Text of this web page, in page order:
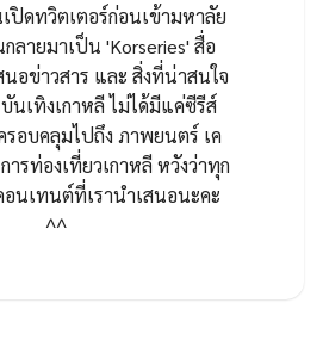
ปิดทวิตเตอร์ก่อนเข้ามหาลัย
ลายมาเป็น 'Korseries' สื่อ
อข่าวสาร และ สิ่งที่น่าสนใจ
บันเทิงเกาหลี ไม่ได้มีแค่ซีรีส์
อบคลุมไปถึง ภาพยนตร์ เค
ารท่องเที่ยวเกาหลี หวังว่าทุก
นเทนต์ที่เรานำเสนอนะคะ
^^